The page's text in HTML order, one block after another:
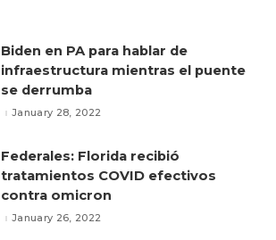
Biden en PA para hablar de
infraestructura mientras el puente
se derrumba
January 28, 2022
Federales: Florida recibió
tratamientos COVID efectivos
contra omicron
January 26, 2022